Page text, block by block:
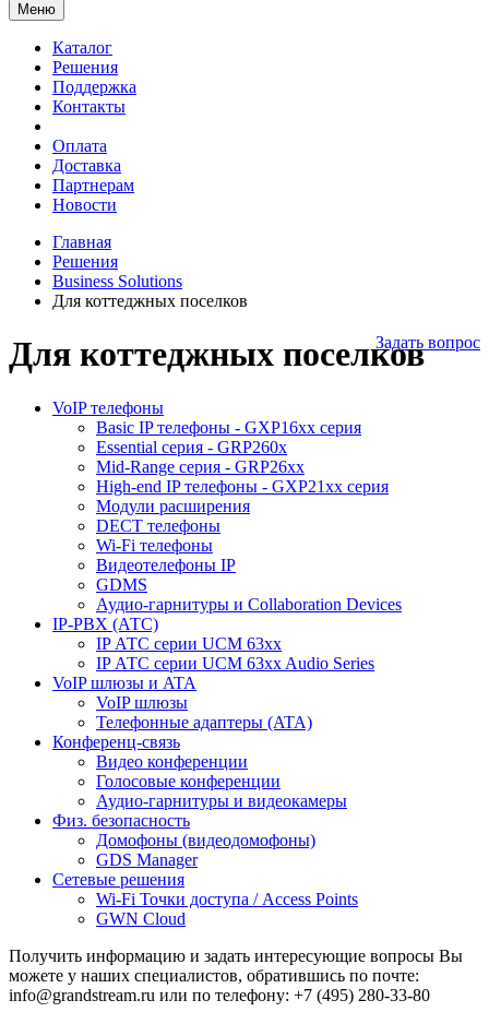
Меню
Каталог
Решения
Поддержка
Контакты
Оплата
Доставка
Партнерам
Новости
Главная
Решения
Business Solutions
Для коттеджных поселков
Для коттеджных поселковЗадать вопрос
VoIP телефоны
Basic IP телефоны - GXP16хх серия
Essential серия - GRP260x
Mid-Range серия - GRP26xx
High-end IP телефоны - GXP21хх серия
Модули расширения
DECT телефоны
Wi-Fi телефоны
Видеотелефоны IP
GDMS
Аудио-гарнитуры и Collaboration Devices
IP-PBX (АТС)
IP АТС серии UCM 63xx
IP АТС серии UCM 63xx Audio Series
VoIP шлюзы и ATA
VoIP шлюзы
Телефонные адаптеры (ATA)
Конференц-связь
Видео конференции
Голосовые конференции
Аудио-гарнитуры и видеокамеры
Физ. безопасность
Домофоны (видеодомофоны)
GDS Manager
Сетевые решения
Wi-Fi Точки доступа / Access Points
GWN Cloud
Получить информацию и задать интересующие вопросы Вы
можете у наших специалистов, обратившись по почте:
info@grandstream.ru или по телефону: +7 (495) 280-33-80